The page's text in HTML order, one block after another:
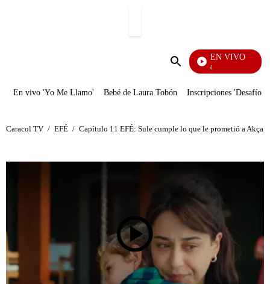
Enviar
EN VIVO
Noticias Caracol
En vivo 'Yo Me Llamo' Bebé de Laura Tobón Inscripciones 'Desafío'
Caracol TV / EFÉ / Capítulo 11 EFÉ: Sule cumple lo que le prometió a Akça